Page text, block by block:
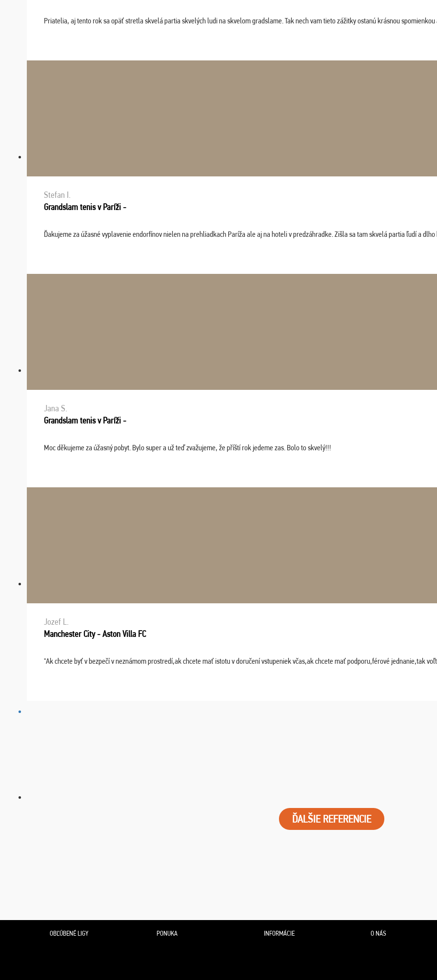
Priatelia, aj tento rok sa opäť stretla skvelá partia skvelých ludi na skvelom gradslame. Tak nech vam tieto zážitky ostanú krásnou
Stefan I.
Grandslam tenis v Paríži -
Ďakujeme za úžasné vyplavenie endorfínov nielen na prehliadkach Paríža ale aj na hoteli v predzáhradke. Zišla sa tam skvelá partia ľudí a
Jana S.
Grandslam tenis v Paríži -
Moc děkujeme za úžasný pobyt. Bylo super a už teď zvažujeme, že příští rok jedeme zas. Bolo to skvelý!!!
Jozef L.
Manchester City - Aston Villa FC
"Ak chcete byť v bezpečí v neznámom prostredí,ak chcete mať istotu v doručení vstupeniek včas,ak chcete mať podporu,férové jednanie,tak
ĎALŠIE REFERENCIE
OBĽÚBENÉ LIGY PONUKA INFORMÁCIE O NÁS